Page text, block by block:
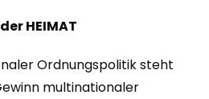
HEIMAT
Ordnungspolitik steht
multinationaler